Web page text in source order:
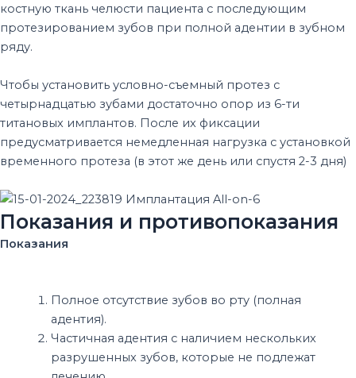
костную ткань челюсти пациента с последующим
протезированием зубов при полной адентии в зубном
ряду.
Чтобы установить условно-съемный протез с
четырнадцатью зубами достаточно опор из 6-ти
титановых имплантов. После их фиксации
предусматривается немедленная нагрузка с установкой
временного протеза (в этот же день или спустя 2-3 дня)
Показания и противопоказания
Показания
Полное отсутствие зубов во рту (полная
адентия).
Частичная адентия с наличием нескольких
разрушенных зубов, которые не подлежат